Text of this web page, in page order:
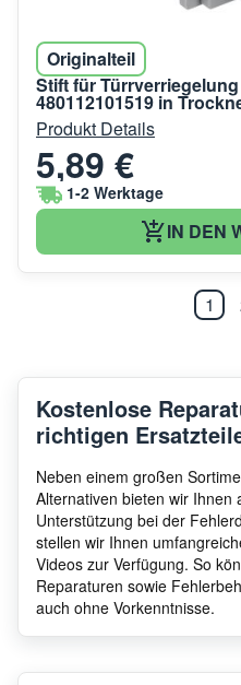
Originalteil
Stift für
480112101519 in
Produkt Details
5,89 €
1-2 Werktage
IN DEN
1
Kostenlose
richtigen
Neben einem großen
Alternativen bieten wir Ihnen
Unterstützung bei der
stellen wir Ihnen
Videos zur Verfügung. So
Reparaturen sowie
auch ohne Vorkenntnisse.